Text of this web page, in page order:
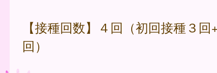
【接種回数】４回（初回接種３
回）